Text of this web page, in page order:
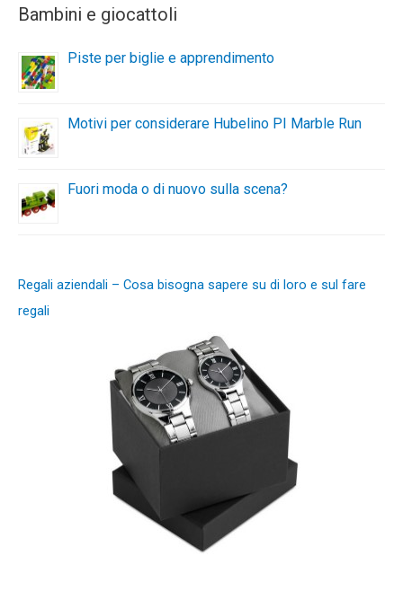
Bambini e giocattoli
Piste per biglie e apprendimento
Motivi per considerare Hubelino PI Marble Run
Fuori moda o di nuovo sulla scena?
Regali aziendali – Cosa bisogna sapere su di loro e sul fare
regali